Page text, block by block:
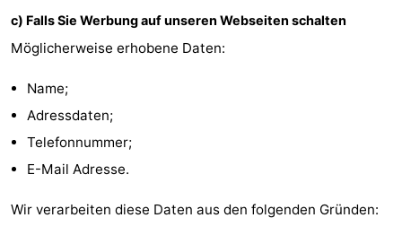
deWestkapelle
Natur
Walcherse
-
Dishoek
c) Falls Sie Werbung auf unseren Webseiten schalten
Möglicherweise erhobene Daten:
Name;
Adressdaten;
Telefonnummer;
E-Mail Adresse.
Wir verarbeiten diese Daten aus den folgenden Gründen: